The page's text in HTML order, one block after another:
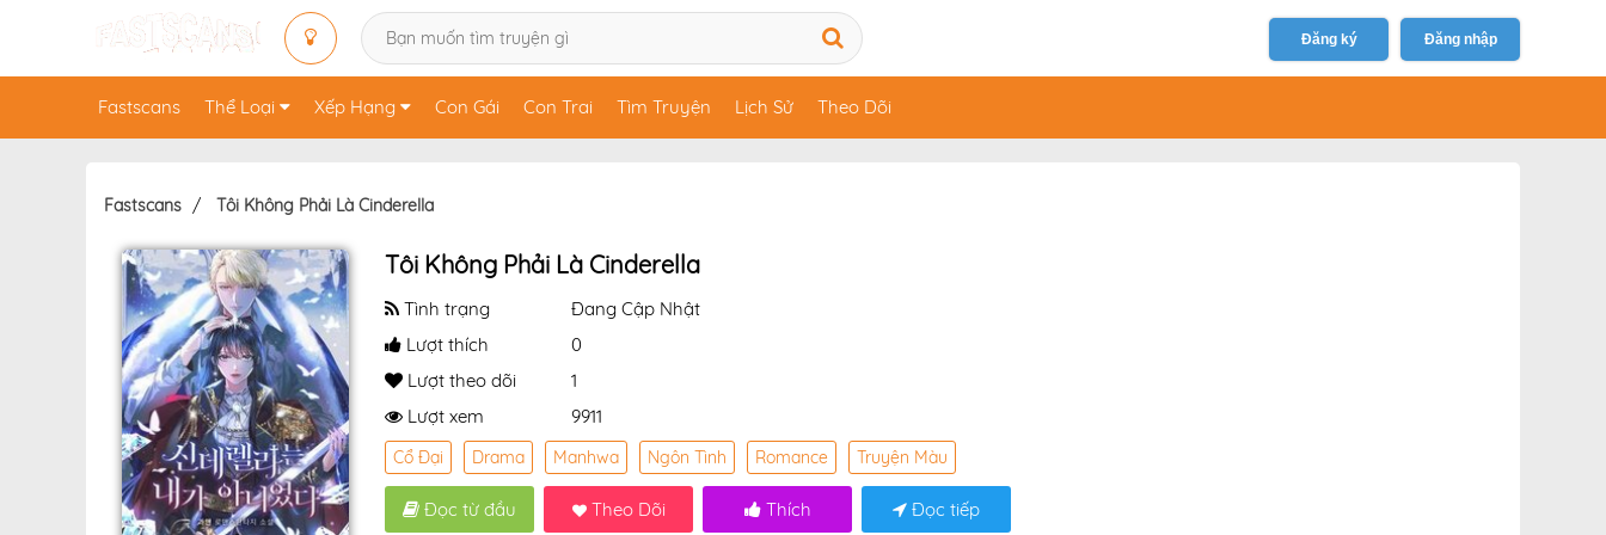
Đăng ký Đăng nhập
Fastscans Thể Loại Xếp Hạng Con Gái Con Trai Tìm Truyện Lịch Sử Theo Dõi
Fastscans Tôi Không Phải Là Cinderella
Tôi Không Phải Là Cinderella
Tình trạng
Đang Cập Nhật
Lượt thích
0
Lượt theo dõi
1
Lượt xem
9911
Cổ Đại Drama Manhwa Ngôn Tình Romance Truyện Màu
Đọc từ đầu Theo Dõi Thích Đọc tiếp